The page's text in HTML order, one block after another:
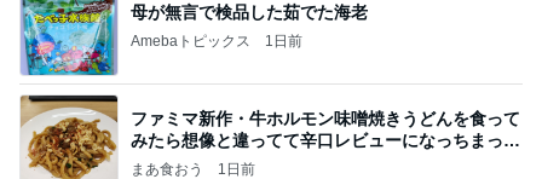
母が無言で検品した茹でた海老
Amebaトピックス 1日前
ファミマ新作・牛ホルモン味噌焼きうどんを食って
みたら想像と違ってて辛口レビューになっちまった
話
まあ食おう 1日前